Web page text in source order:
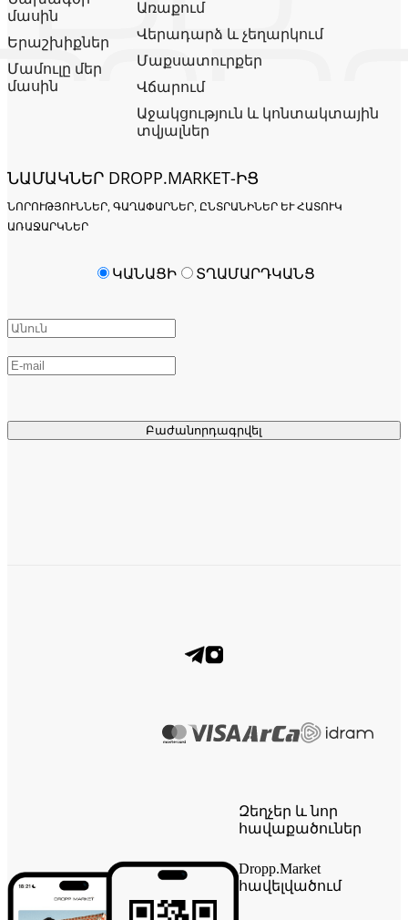
մասին
Երաշխիքներ
Մամուլը մեր
մասին
Առաքում
Վերադարձ և չեղարկում
Մաքսատուրքեր
Վճարում
Աջակցություն և կոնտակտային
տվյալներ
ՆԱՄԱԿՆԵՐ DROPP.MARKET-ԻՑ
ՆՈՐՈՒԹՅՈՒՆՆԵՐ, ԳԱՂԱՓԱՐՆԵՐ, ԸՆՏՐԱՆԻՆԵՐ ԵՒ ՀԱՏՈՒԿ Ա
ՌԱՋԱՐԿՆԵՐ
Բաժանորդագրվել
ԿԱՆԱՑԻ ՏՂԱՄԱՐԴԿԱՆՑ
Զեղչեր և նոր
հավաքածուներ
Dropp.Market
հավելվածում